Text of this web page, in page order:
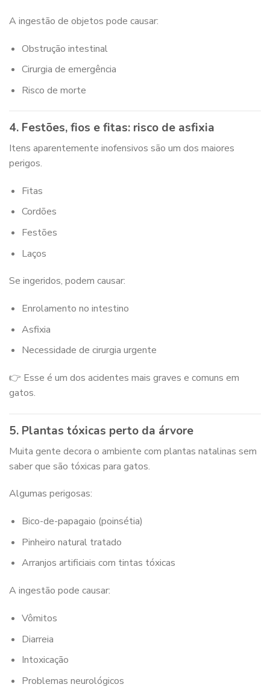
A ingestão de objetos pode causar:
Obstrução intestinal
Cirurgia de emergência
Risco de morte
4. Festões, fios e fitas: risco de asfixia
Itens aparentemente inofensivos são um dos maiores
perigos.
Fitas
Cordões
Festões
Laços
Se ingeridos, podem causar:
Enrolamento no intestino
Asfixia
Necessidade de cirurgia urgente
👉 Esse é um dos acidentes mais graves e comuns em
gatos.
5. Plantas tóxicas perto da árvore
Muita gente decora o ambiente com plantas natalinas sem
saber que são tóxicas para gatos.
Algumas perigosas:
Bico-de-papagaio (poinsétia)
Pinheiro natural tratado
Arranjos artificiais com tintas tóxicas
A ingestão pode causar:
Vômitos
Diarreia
Intoxicação
Problemas neurológicos